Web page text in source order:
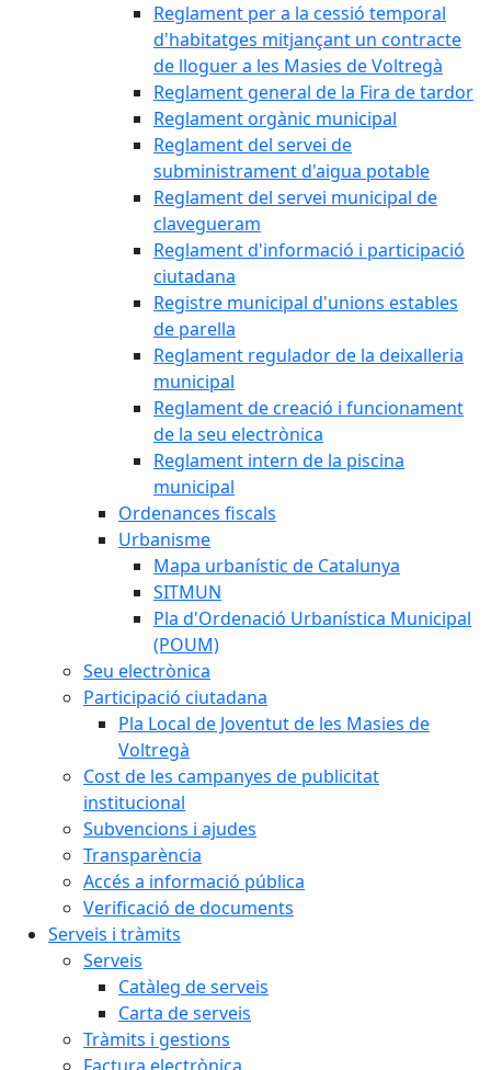
Reglament per a la cessió temporal
d'habitatges mitjançant un contracte
de lloguer a les Masies de Voltregà
Reglament general de la Fira de tardor
Reglament orgànic municipal
Reglament del servei de
subministrament d'aigua potable
Reglament del servei municipal de
clavegueram
Reglament d'informació i participació
ciutadana
Registre municipal d'unions estables
de parella
Reglament regulador de la deixalleria
municipal
Reglament de creació i funcionament
de la seu electrònica
Reglament intern de la piscina
municipal
Ordenances fiscals
Urbanisme
Mapa urbanístic de Catalunya
SITMUN
Pla d'Ordenació Urbanística Municipal
(POUM)
Seu electrònica
Participació ciutadana
Pla Local de Joventut de les Masies de
Voltregà
Cost de les campanyes de publicitat
institucional
Subvencions i ajudes
Transparència
Accés a informació pública
Verificació de documents
Serveis i tràmits
Serveis
Catàleg de serveis
Carta de serveis
Tràmits i gestions